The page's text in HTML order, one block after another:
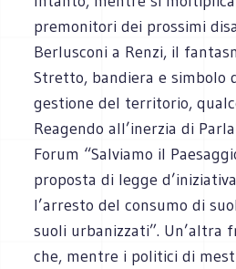
premonitori dei prossimi
Berlusconi a Renzi, il
Stretto, bandiera e simbolo
gestione del territorio,
Reagendo all’inerzia di
Forum “Salviamo il
proposta di legge
l’arresto del consumo di
suoli urbanizzati”. Un’altra
che, mentre i politici di